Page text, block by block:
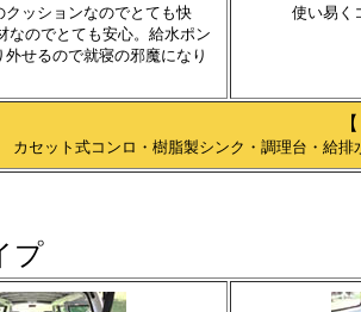
ッションなのでとても快
なのでとても安心。給水ポン
せるので就寝の邪魔になり
使い易く
カセット式コンロ・樹脂製シンク・調理台・給
プ